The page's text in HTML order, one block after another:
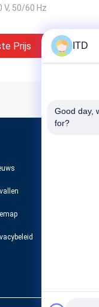
V, 50/60 Hz
Prijs ITD
Good day,
for?